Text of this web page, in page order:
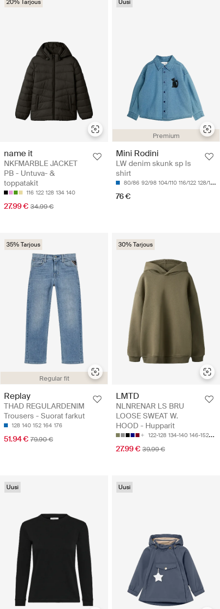
20% Tarjous
name it
NKFMARBLE JACKET
PB - Untuva- &
toppatakit
116 122 128 134 140
27.99 € 34.99 €
Premium
Uusi
Mini Rodini
LW denim skunk sp ls
shirt
80/86 92/98 104/110 116/122 128/134
76 €
Regular fit
35% Tarjous
Replay
THAD REGULARDENIM
Trousers - Suorat farkut
128 140 152 164 176
51.94 € 79.90 €
30% Tarjous
LMTD
NLNRENAR LS BRU
LOOSE SWEAT W.
HOOD - Hupparit
122-128 134-140 146-152
27.99 € 39.99 €
Uusi Uusi